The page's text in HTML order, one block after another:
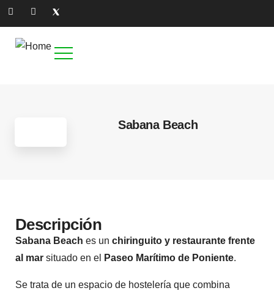
Sabana Beach
Descripción
Sabana Beach es un chiringuito y restaurante frente
al mar situado en el Paseo Marítimo de Poniente.
Se trata de un espacio de hostelería que combina